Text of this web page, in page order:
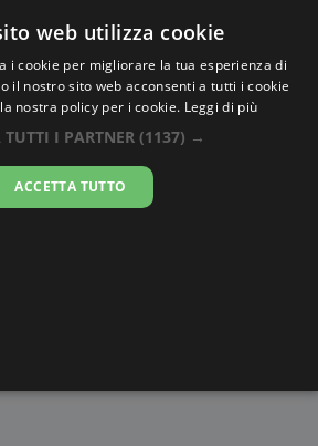
.co
Beirut
web utilizza cookie
i cookie per migliorare la tua esperienza di
il nostro sito web acconsenti a tutti i cookie
nostra policy per i cookie. Leggi di più
TUTTI I PARTNER (1137) →
ACCETTA TUTTO